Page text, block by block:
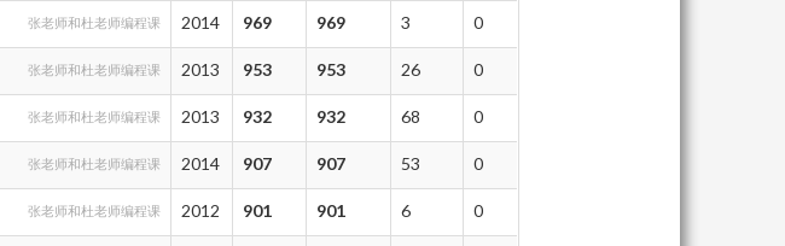
张老师和杜老师编程课 2014 969 969 3 0
张老师和杜老师编程课 2013 953 953 26 0
张老师和杜老师编程课 2013 932 932 68 0
张老师和杜老师编程课 2014 907 907 53 0
张老师和杜老师编程课 2012 901 901 6 0